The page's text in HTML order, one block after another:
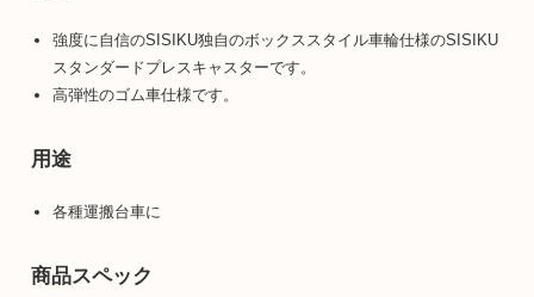
強度に自信のSISIKU独自のボックススタイル車輪仕様のSISIKU
スタンダードプレスキャスターです。
高弾性のゴム車仕様です。
用途
各種運搬台車に
商品スペック